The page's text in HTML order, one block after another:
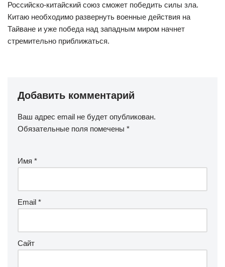
Российско-китайский союз сможет победить силы зла.
Китаю необходимо развернуть военные действия на
Тайване и уже победа над западным миром начнет
стремительно приближаться.
Добавить комментарий
Ваш адрес email не будет опубликован.
Обязательные поля помечены *
Имя *
Email *
Сайт